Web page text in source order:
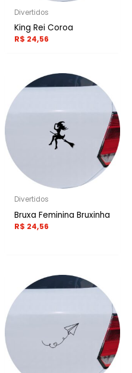
Divertidos
King Rei Coroa
R$ 24,56
Divertidos
Bruxa Feminina Bruxinha
R$ 24,56